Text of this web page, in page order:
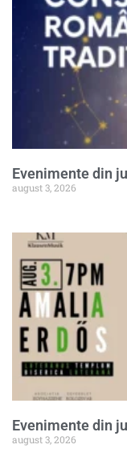
Evenimente din
august 3, 2026
Evenimente din
august 3, 2026